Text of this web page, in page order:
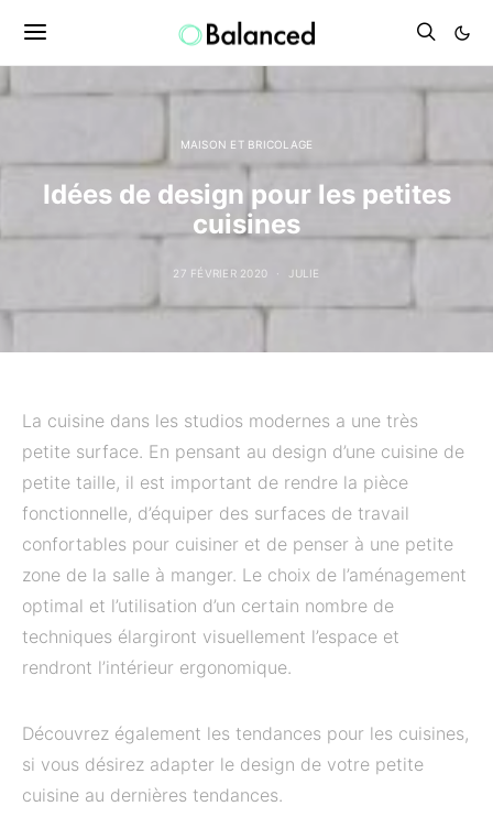
MAISON ET BRICOLAGE
Idées de design pour les petites
cuisines
27 FÉVRIER 2020 JULIE
La cuisine dans les studios modernes a une très
petite surface. En pensant au design d’une cuisine de
petite taille, il est important de rendre la pièce
fonctionnelle, d’équiper des surfaces de travail
confortables pour cuisiner et de penser à une petite
zone de la salle à manger. Le choix de l’aménagement
optimal et l’utilisation d’un certain nombre de
techniques élargiront visuellement l’espace et
rendront l’intérieur ergonomique.
Découvrez également les tendances pour les cuisines,
si vous désirez adapter le design de votre petite
cuisine au dernières tendances.